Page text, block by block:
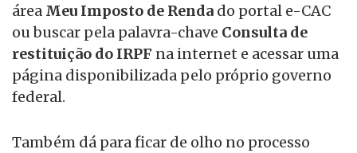
área Meu Imposto de Renda do portal e-CAC
ou buscar pela palavra-chave Consulta de
restituição do IRPF na internet e acessar uma
página disponibilizada pelo próprio governo
federal.
Também dá para ficar de olho no processo